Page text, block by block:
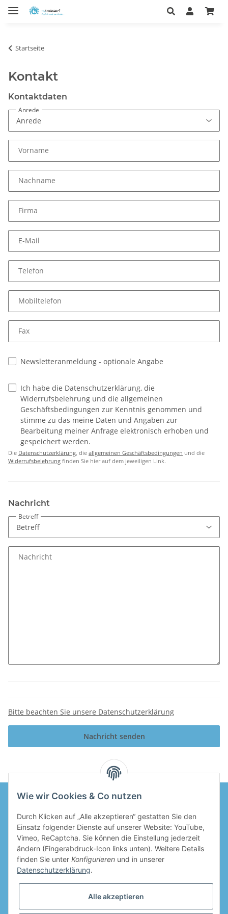
Startseite
Kontakt
Kontaktdaten
Anrede
Vorname
Nachname
Firma
E-Mail
Telefon
Mobiltelefon
Fax
Newsletteranmeldung - optionale Angabe
Die Datenschutzerklärung , die allgemeinen Geschäftsbedingungen und die
Widerrufsbelehrung finden Sie hier auf dem jeweiligen Link.
Ich habe die Datenschutzerklärung, die
Widerrufsbelehrung und die allgemeinen
Geschäftsbedingungen zur Kenntnis genommen und
stimme zu das meine Daten und Angaben zur
Bearbeitung meiner Anfrage elektronisch erhoben und
gespeichert werden.
Nachricht
Betreff
Nachricht
Bitte beachten Sie unsere Datenschutzerklärung
Nachricht senden
Informationen
Gesetzliche Informationen
Wie wir Cookies & Co nutzen
Durch Klicken auf „Alle akzeptieren“ gestatten Sie den
Einsatz folgender Dienste auf unserer Website: YouTube,
Vimeo, ReCaptcha. Sie können die Einstellung jederzeit
ändern (Fingerabdruck-Icon links unten). Weitere Details
finden Sie unter Konfigurieren und in unserer
Datenschutzerklärung.
Alle akzeptieren